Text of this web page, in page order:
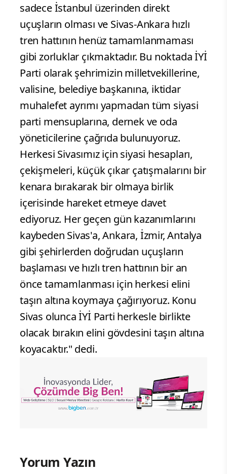
sadece İstanbul üzerinden direkt
uçuşların olması ve Sivas-Ankara hızlı
tren hattının henüz tamamlanmaması
gibi zorluklar çıkmaktadır. Bu noktada İYİ
Parti olarak şehrimizin milletvekillerine,
valisine, belediye başkanına, iktidar
muhalefet ayrımı yapmadan tüm siyasi
parti mensuplarına, dernek ve oda
yöneticilerine çağrıda bulunuyoruz.
Herkesi Sivasımız için siyasi hesapları,
çekişmeleri, küçük çıkar çatışmalarını bir
kenara bırakarak bir olmaya birlik
içerisinde hareket etmeye davet
ediyoruz. Her geçen gün kazanımlarını
kaybeden Sivas'a, Ankara, İzmir, Antalya
gibi şehirlerden doğrudan uçuşların
başlaması ve hızlı tren hattının bir an
önce tamamlanması için herkesi elini
taşın altına koymaya çağırıyoruz. Konu
Sivas olunca İYİ Parti herkesle birlikte
olacak bırakın elini gövdesini taşın altına
koyacaktır." dedi.
Yorum Yazın